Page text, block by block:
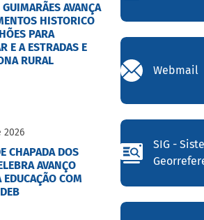
AVANÇA
HISTORICO
PARA
E A ESTRADAS E
RURAL
2026
CHAPADA DOS
AVANÇO
COM
Webmail
SIG -